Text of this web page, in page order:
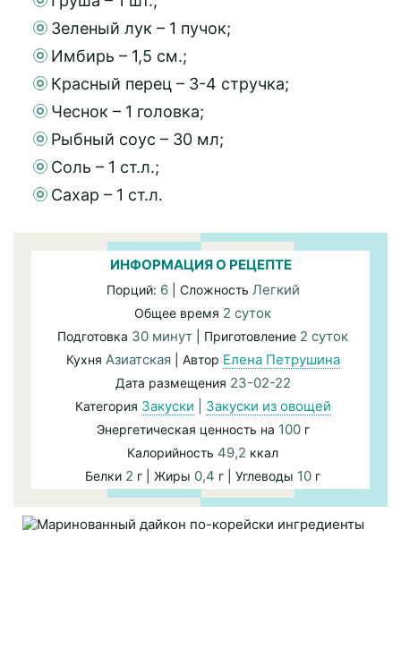
Зеленый лук – 1 пучок;
Имбирь – 1,5 см.;
Красный перец – 3-4 стручка;
Чеснок – 1 головка;
Рыбный соус – 30 мл;
Соль – 1 ст.л.;
Сахар – 1 ст.л.
ИНФОРМАЦИЯ О РЕЦЕПТЕ
Порций: 6| Сложность Легкий
Общее время 2 суток
Подготовка 30 минут | Приготовление 2 суток
Кухня Азиатская| Автор Елена Петрушина
Дата размещения 23-02-22
Категория Закуски Закуски из овощей
Энергетическая ценность на 100г
Калорийность 49,2 ккал
Белки 2 г | Жиры 0,4 г | Углеводы 10 г